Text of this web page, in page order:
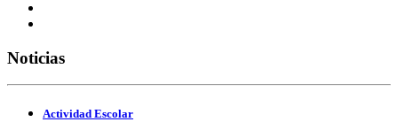
Noticias
Actividad Escolar